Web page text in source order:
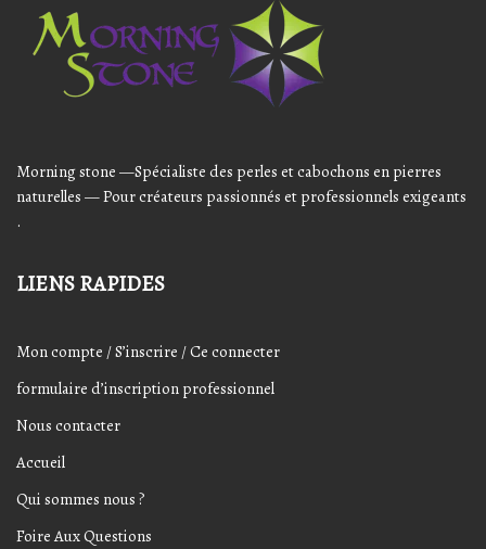
Morning stone —Spécialiste des perles et cabochons en pierres
naturelles — Pour créateurs passionnés et professionnels exigeants
.
LIENS RAPIDES
Mon compte / S’inscrire / Ce connecter
formulaire d’inscription professionnel
Nous contacter
Accueil
Qui sommes nous ?
Foire Aux Questions